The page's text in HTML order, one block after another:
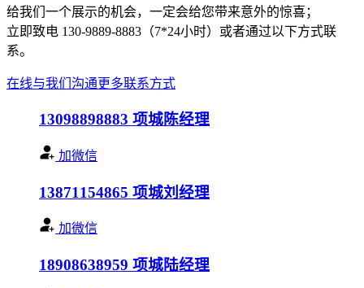
给我们一个展示的机会，一定会给您带来意外的惊喜；
立即致电 130-9889-8883（7*24小时）或者通过以下方式联
系。
在线与我们沟通更多联系方式
13098898883 项城陈经理
加微信
13871154865 项城刘经理
加微信
18908638959 项城陆经理